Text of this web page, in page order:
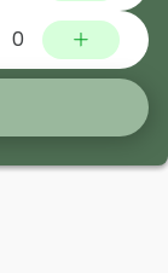
0